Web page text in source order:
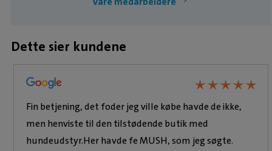
Dette sier kundene
★★★★★
★★★★★
Fin betjening, det foder jeg ville købe havde de ikke,
men henviste til den tilstødende butik med
hundeudstyr.Her havde fe MUSH, som jeg søgte.